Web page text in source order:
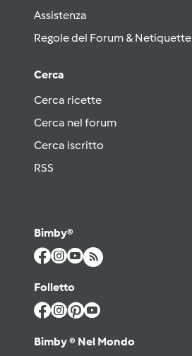
Assistenza
Regole del Forum & Netiquette
Cerca
Cerca ricette
Cerca nel forum
Cerca iscritto
RSS
Bimby®
Folletto
Bimby ® Nel Mondo